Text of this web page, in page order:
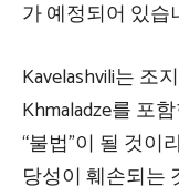
가 예정되어 있습
Kavelashvili는 조
Khmaladze를 포
“불법”이 될 것이
당성이 훼손되는